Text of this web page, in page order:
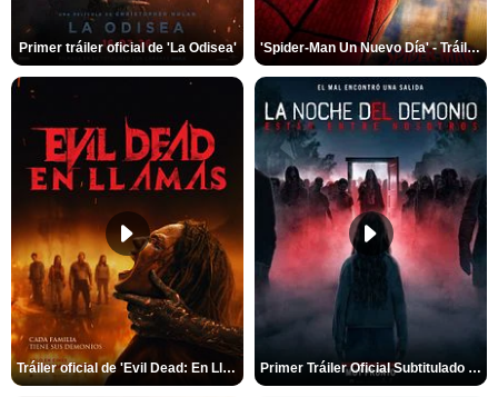
Primer tráiler oficial de 'La Odisea' 'Spider-Man Un Nuevo Día' - Tráiler oficial subtitulado
Tráiler oficial de 'Evil Dead: En Llamas' Primer Tráiler Oficial Subtitulado de 'La Noche Del Demonio: Están Entre Nosotros'